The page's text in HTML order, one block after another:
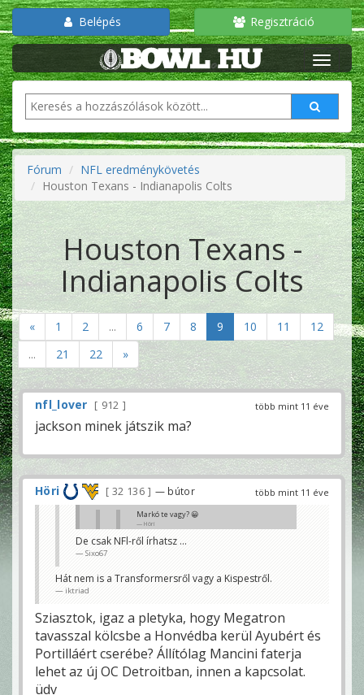
Belépés Regisztráció
Fórum
NFL eredménykövetés
Houston Texans - Indianapolis Colts
Houston Texans -
Indianapolis Colts
« 1 2 ... 6 7 8 9 10 11
12
...
21 22 »
több mint 11 éve
nfl_lover 912
jackson minek játszik ma?
több mint 11 éve
Höri 32 136 — bútor
Markó te vagy? 😀
Höri
Jó, hogy megtalálták a meccs eleji e-
Múltkor Kmety, most Marko. A Jags - Titans meccsre
iktriad
De csak NFl-ről írhatsz ...
Sixo67
Hát nem is a Transformersről vagy a Kispestről.
iktriad
Sziasztok, igaz a pletyka, hogy Megatron
tavasszal kölcsbe a Honvédba kerül Ayubért és
Portilláért cserébe? Állítólag Mancini faterja
lehet az új OC Detroitban, innen a kapcsolat.
üdv